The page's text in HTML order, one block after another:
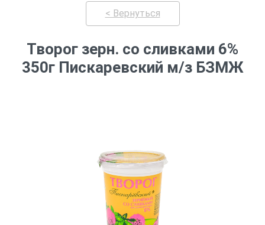
< Вернуться
Творог зерн. со сливками 6%
350г Пискаревский м/з БЗМЖ